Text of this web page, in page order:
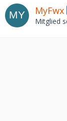
MyFwx
Mitglied